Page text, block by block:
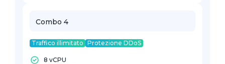
Combo 4
Traffico illimitato Protezione DDoS
8 vCPU